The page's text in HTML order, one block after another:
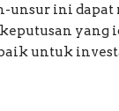
unsur ini dapat
yang
untuk